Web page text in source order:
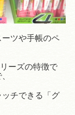
ツや手帳のペ
ーズの特徴で
チできる「グ